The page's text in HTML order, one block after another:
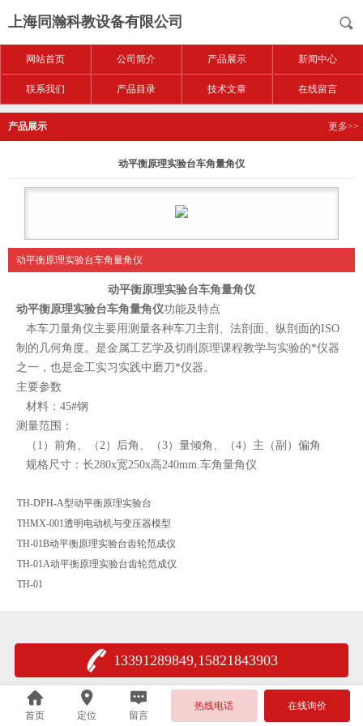
上海同瀚科教设备有限公司
网站首页 公司简介 产品展示 新闻中心
联系我们 产品目录 技术文章 在线留言
产品展示 更多>>
动平衡原理实验台车角量角仪
动平衡原理实验台车角量角仪
动平衡原理实验台车角量角仪
动平衡原理实验台车角量角仪功能及特点
本车刀量角仪主要用测量各种车刀主剖、法剖面、纵剖面的ISO
制的几何角度。是金属工艺学及切削原理课程教学与实验的*仪器
之一，也是金工实习实践中磨刀*仪器。
主要参数
材料：45#钢
测量范围：
（1）前角、（2）后角、（3）量倾角、（4）主（副）偏角
规格尺寸：长280x宽250x高240mm.车角量角仪
TH-DPH-A型动平衡原理实验台
THMX-001透明电动机与变压器模型
TH-01B动平衡原理实验台齿轮范成仪
TH-01A动平衡原理实验台齿轮范成仪
TH-01
13391289849,15821843903
首页 定位 留言
热线电话 在线询价